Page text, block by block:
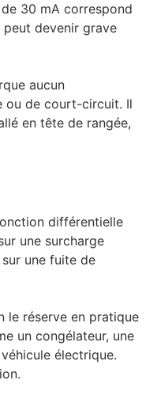
30 mA correspond
peut devenir grave
aucun
ou de court-circuit. Il
en tête de rangée,
différentielle
une surcharge
une fuite de
le réserve en pratique
un congélateur, une
électrique.